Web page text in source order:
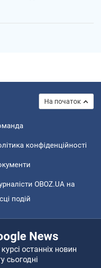
На початок
конфіденційності
OBOZ.UA на
подій
News
останніх новин
сьогодні